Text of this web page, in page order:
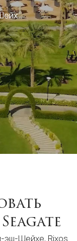
эш-Шейхе, Rixos